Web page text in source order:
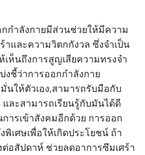
กกำลังกายมีส่วนช่วยให้มีความ
และความวิตกกังวล ซึ่งจำเป็น
ห็นถึงการสูญเสียความทรงจำ
งชี้ว่าการออกกำลังกาย
นให้ตัวเอง,สามารถรับมือกับ
ละสามารถเรียนรู้กับมันได้ดี
ารเข้าสังคมอีกด้วย การออก
พิเศษเพื่อให้เกิดประโยชน์ ถ้า
อสัปดาห์ ช่วยลดอาการซึมเศร้า